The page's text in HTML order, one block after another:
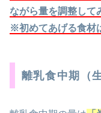
ながら量を調整して
※初めてあげる食材
離乳食中期（